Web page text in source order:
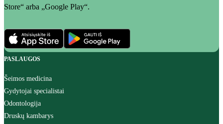
Store“ arba „Google Play“.
PASLAUGOS
Šeimos medicina
Gydytojai specialistai
Odontologija
Druskų kambarys